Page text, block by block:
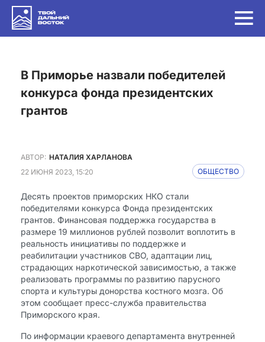
в Приморье назвали победителей
конкурса фонда президентских
грантов
АВТОР: НАТАЛИЯ ХАРЛАНОВА
22 ИЮНЯ 2023, 15:20
ОБЩЕСТВО
Десять проектов приморских НКО стали
победителями конкурса Фонда президентских
грантов. Финансовая поддержка государства в
размере 19 миллионов рублей позволит воплотить в
реальность инициативы по поддержке и
реабилитации участников СВО, адаптации лиц,
страдающих наркотической зависимостью, а также
реализовать программы по развитию парусного
спорта и культуры донорства костного мозга. Об
этом сообщает пресс-служба правительства
Приморского края.
​По информации краевого департамента внутренней